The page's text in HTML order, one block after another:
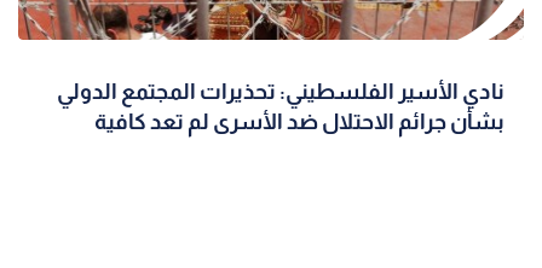
نادي الأسير الفلسطيني: تحذيرات المجتمع الدولي
بشأن جرائم الاحتلال ضد الأسرى لم تعد كافية